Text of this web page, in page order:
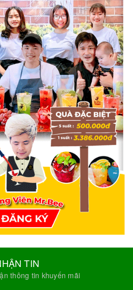
TIN
thông tin khuyến mãi